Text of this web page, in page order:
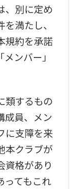
、別に定め
満たし、
規約を承諾
ンバー」
類するもの
成員、メン
に支障を来
本クラブが
資格があり
ってもこれ